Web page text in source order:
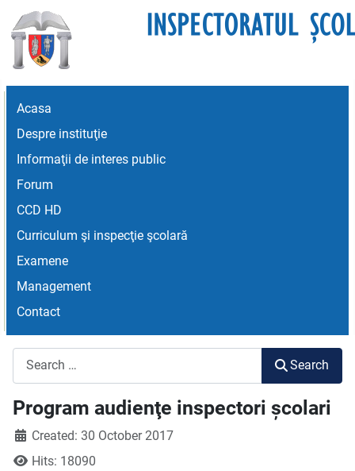
Acasa
Despre instituţie
Informaţii de interes public
Forum
CCD HD
Curriculum şi inspecţie şcolară
Examene
Management
Contact
Search
Program audienţe inspectori școlari
Created: 30 October 2017
Hits: 18090